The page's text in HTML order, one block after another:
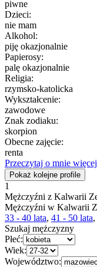
piwne
Dzieci:
nie mam
Alkohol:
piję okazjonalnie
Papierosy:
palę okazjonalnie
Religia:
rzymsko-katolicka
Wykształcenie:
zawodowe
Znak zodiaku:
skorpion
Obecne zajęcie:
renta
Przeczytaj o mnie
Pokaż kolejne profile
1
Mężczyźni z Kalwarii
Mężczyźni w Kalwarii
33 - 40 lata, 41 - 50 lata,
Szukaj mężczyzny
Płeć:
Wiek:
Województwo: